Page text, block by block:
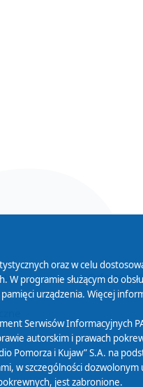
Cyfryzacja
oraz w celu
programie służącym do
urządzenia. Więcej
Serwisów Informacyjnych
autorskim i prawach
Pomorza i Kujaw” S.A. na
w szczególności
jest zabronione.